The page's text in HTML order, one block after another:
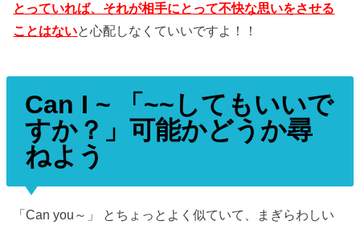
とっていれば、それが相手にとって不快な思いをさせる
ことはないと心配しなくていいですよ！！
Can I ~ 「~~してもいいで
すか？」可能かどうか尋
ねよう
「Can you～」 とちょっとよく似ていて、まぎらわしい